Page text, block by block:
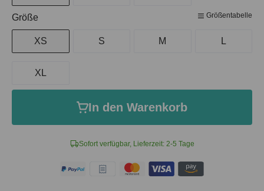
Sofort verfügbar, Lieferzeit: 2-5 Tage
Größe Größentabelle
XS S M L
XL
In den Warenkorb